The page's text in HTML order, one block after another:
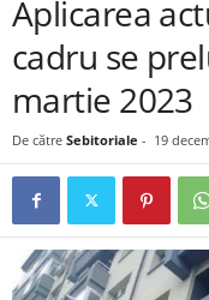
Aplicarea
cadru se
martie 2023
De către Sebitoriale - 19